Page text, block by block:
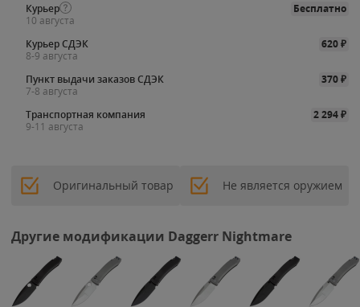
Курьер
Бесплатно
10 августа
Курьер СДЭК
620₽
8-9 августа
Пункт выдачи заказов СДЭК
370₽
7-8 августа
Транспортная компания
2 294₽
9-11 августа
Оригинальный товар Не является оружием
Другие модификации Daggerr Nightmare